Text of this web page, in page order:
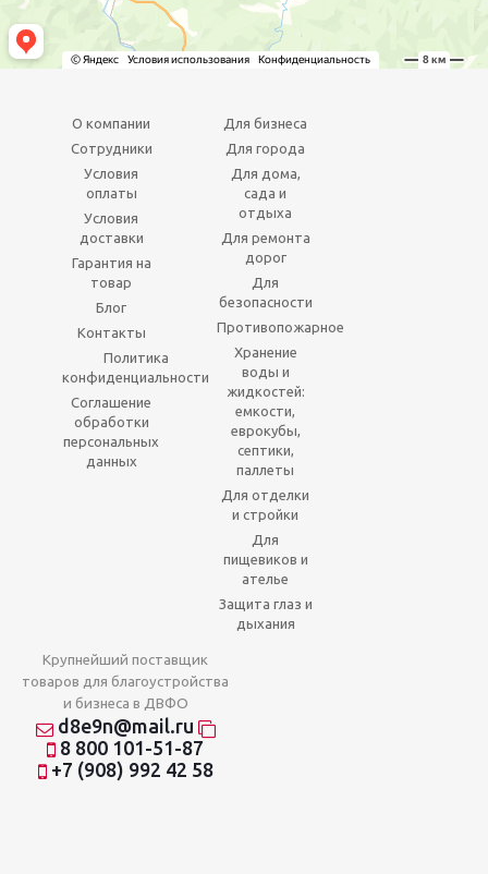
О компании
Сотрудники
Условия
оплаты
Условия
доставки
Гарантия на
товар
Блог
Контакты
Политика
конфиденциальности
Соглашение
обработки
персональных
данных
Для бизнеса
Для города
Для дома,
сада и
отдыха
Для ремонта
дорог
Для
безопасности
Противопожарное
Хранение
воды и
жидкостей:
емкости,
еврокубы,
септики,
паллеты
Для отделки
и стройки
Для
пищевиков и
ателье
Защита глаз и
дыхания
Крупнейший поставщик
товаров для благоустройства
и бизнеса в ДВФО
d8e9n@mail.ru
8 800 101-51-87
+7 (908) 992 42 58